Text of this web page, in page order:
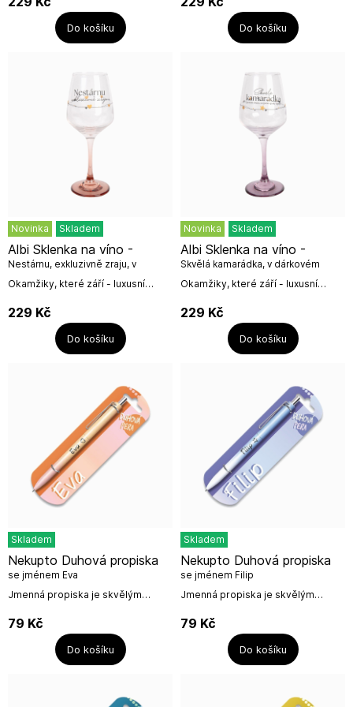
vína.Vychutnejte si své oblíbené
Do košíku
vína.Vychutnejte si své oblíbené
Do košíku
Novinka Skladem
Okamžiky, které září - luxusní
pro každého milovníka
vína.Vychutnejte si své oblíbené
Albi Sklenka na víno -
Nestárnu, exkluzivně zraju, v
dárkovém boxu
229 Kč
Do košíku
Novinka Skladem
Okamžiky, které září - luxusní
pro každého milovníka
vína.Vychutnejte si své oblíbené
Albi Sklenka na víno -
Skvělá kamarádka, v dárkovém
boxu
229 Kč
Do košíku
Skladem
Jmenná propiska je skvělým
neztratí se z dohledu. Navíc je
připevněna na krásné dárkové
Nekupto Duhová propiska
se jménem Eva
79 Kč
Do košíku
Skladem
Jmenná propiska je skvělým
neztratí se z dohledu. Navíc je
připevněna na krásné dárkové
Nekupto Duhová propiska
se jménem Filip
79 Kč
Do košíku